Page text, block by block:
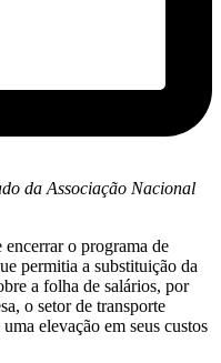
da Associação Nacional
o programa de
permitia a substituição da
a folha de salários, por
o setor de transporte
elevação em seus custos